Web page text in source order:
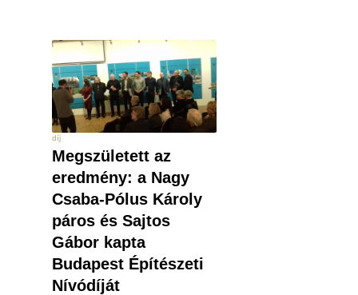
díj
Megszületett az
eredmény: a Nagy
Csaba-Pólus Károly
páros és Sajtos
Gábor kapta
Budapest Építészeti
Nívódíját